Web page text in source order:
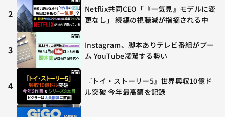
2
Netflix共同CEO「『一気見』モデルに変
更なし」 続編の視聴減が指摘される中
3
Instagram、脚本ありテレビ番組がブー
ム YouTube凌駕する勢い
4
『トイ・ストーリー5』世界興収10億ド
ル突破 今年最高額を記録